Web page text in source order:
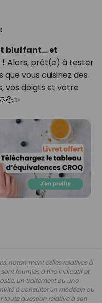
bluffant… et
Alors, prêt(e) à tester
vous cuisinez des
vos doigts et votre
notamment celles relatives à
fournies à titre indicatif et
un traitement ou une
à consulter un médecin ou
toute question relative à son